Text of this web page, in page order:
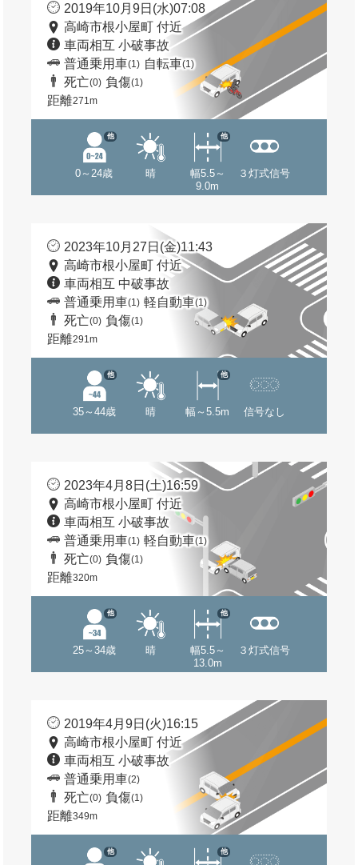
2019年10月9日(水)07:08
高崎市根小屋町 付近
車両相互 小破事故
普通乗用車(1) 自転車(1)
死亡(0) 負傷(1)
距離271m
0～24歳
他
晴
幅5.5～
9.0m
他
３灯式信号
2023年10月27日(金)11:43
高崎市根小屋町 付近
車両相互 中破事故
普通乗用車(1) 軽自動車(1)
死亡(0) 負傷(1)
距離291m
35～44歳
他
晴 幅～5.5m
他
信号なし
2023年4月8日(土)16:59
高崎市根小屋町 付近
車両相互 小破事故
普通乗用車(1) 軽自動車(1)
死亡(0) 負傷(1)
距離320m
25～34歳
他
晴
幅5.5～
13.0m
他
３灯式信号
2019年4月9日(火)16:15
高崎市根小屋町 付近
車両相互 小破事故
普通乗用車(2)
死亡(0) 負傷(1)
距離349m
他 他